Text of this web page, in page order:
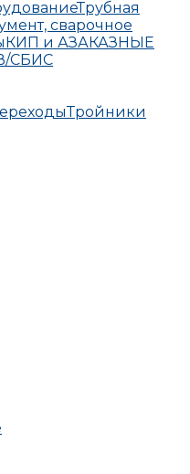
Трубная
сварочное
КИП и АЗАКАЗНЫЕ
СБИС
Тройники